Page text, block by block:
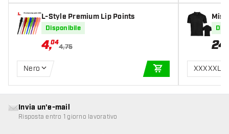
L-Style Premium Lip Points
Disponibile
4,04
4,75
Nero
AGGIUNGI AL
24
XXXXXL
Invia un'e-mail
Risposta entro 1 giorno lavorativo